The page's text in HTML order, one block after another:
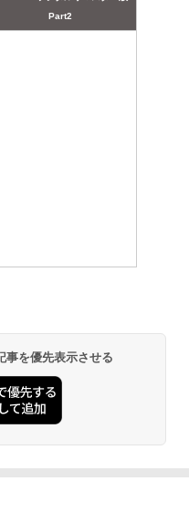
Part2
事を優先表示させる